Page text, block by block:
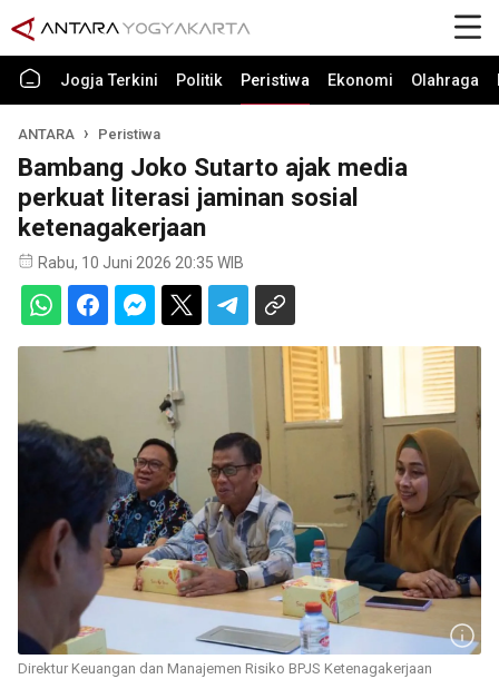
Jogja Terkini Politik Peristiwa Ekonomi Olahraga
ANTARA Peristiwa
Bambang Joko Sutarto ajak media
perkuat literasi jaminan sosial
ketenagakerjaan
Rabu, 10 Juni 2026 20:35 WIB
Direktur Keuangan dan Manajemen Risiko BPJS Ketenagakerjaan